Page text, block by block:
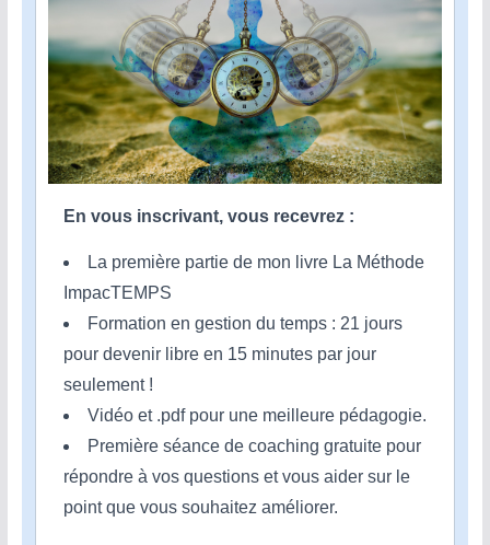
En vous inscrivant, vous recevrez :
La première partie de mon livre La Méthode
ImpacTEMPS
Formation en gestion du temps : 21 jours
pour devenir libre en 15 minutes par jour
seulement !
Vidéo et .pdf pour une meilleure pédagogie.
Première séance de coaching gratuite pour
répondre à vos questions et vous aider sur le
point que vous souhaitez améliorer.